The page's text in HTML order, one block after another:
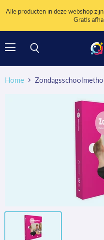
Alle producten in deze webshop zijn
Gratis
Home